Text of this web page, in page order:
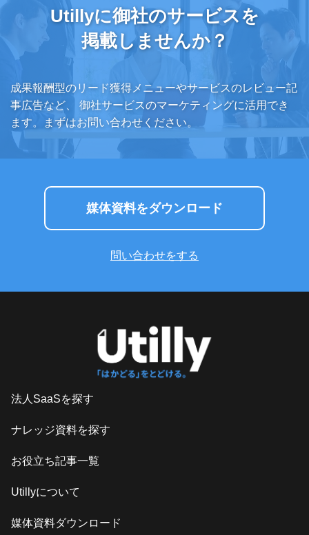
Utillyに御社のサービスを
掲載しませんか？
成果報酬型のリード獲得メニューやサービスのレビュー記
事広告など、
御社サービスのマーケティングに活用でき
ます。まずはお問い合わせください。
媒体資料をダウンロード
問い合わせをする
法人SaaSを探す
ナレッジ資料を探す
お役立ち記事一覧
Utillyについて
媒体資料ダウンロード